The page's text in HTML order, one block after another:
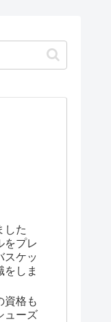
した
をプレ
スケッ
をしま
資格も
ューズ